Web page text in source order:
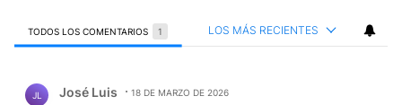
TODOS LOS COMENTARIOS 1 LOS MÁS RECIENTES
JL José Luis 18 DE MARZO DE 2026